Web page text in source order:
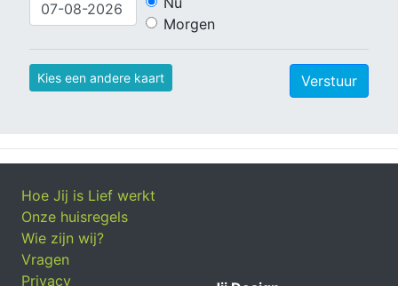
Morgen
Kies een andere kaart Verstuur
Hoe Jij is Lief werkt
Onze huisregels
Wie zijn wij?
Vragen
Privacy